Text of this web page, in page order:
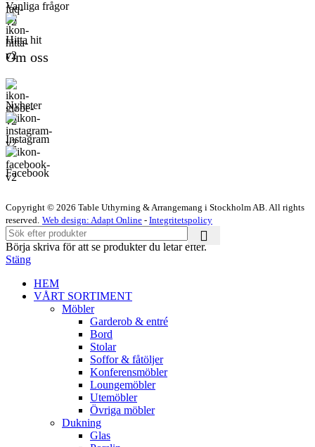
Vanliga frågor
Hitta hit
Om oss
Nyheter
Instagram
Facebook
Copyright © 2026 Table Uthyrning & Arrangemang i Stockholm AB. All rights
reserved​​. Web design: Adapt Online - Integritetspolicy
Börja skriva för att se produkter du letar efter.
Stäng
HEM
VÅRT SORTIMENT
Möbler
Garderob & entré
Bord
Stolar
Soffor & fåtöljer
Konferensmöbler
Loungemöbler
Utemöbler
Övriga möbler
Dukning
Glas